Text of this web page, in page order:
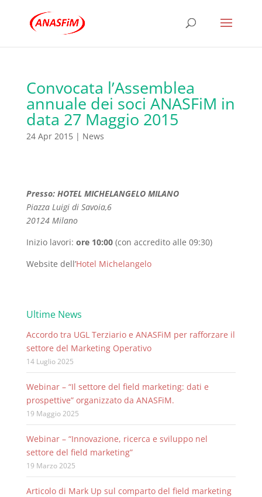
Convocata l’Assemblea
annuale dei soci ANASFiM in
data 27 Maggio 2015
24 Apr 2015| News
Presso: HOTEL MICHELANGELO MILANO
Piazza Luigi di Savoia,6
20124 Milano
Inizio lavori: ore 10:00(con accredito alle 09:30)
Website dell’Hotel Michelangelo
Ultime News
Accordo tra UGL Terziario e ANASFiM per rafforzare il
settore del Marketing Operativo
14 Luglio 2025
Webinar – “Il settore del field marketing: dati e
prospettive” organizzato da ANASFiM.
19 Maggio 2025
Webinar – “Innovazione, ricerca e sviluppo nel
settore del field marketing”
19 Marzo 2025
Articolo di Mark Up sul comparto del field marketing